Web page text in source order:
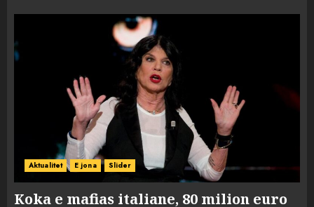
Aktualitet E jona Slider
Koka e mafias italiane, 80 milion euro